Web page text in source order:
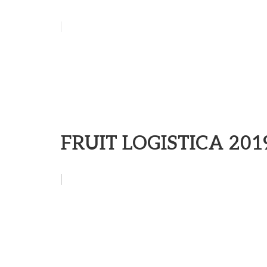
FRUIT LOGISTICA